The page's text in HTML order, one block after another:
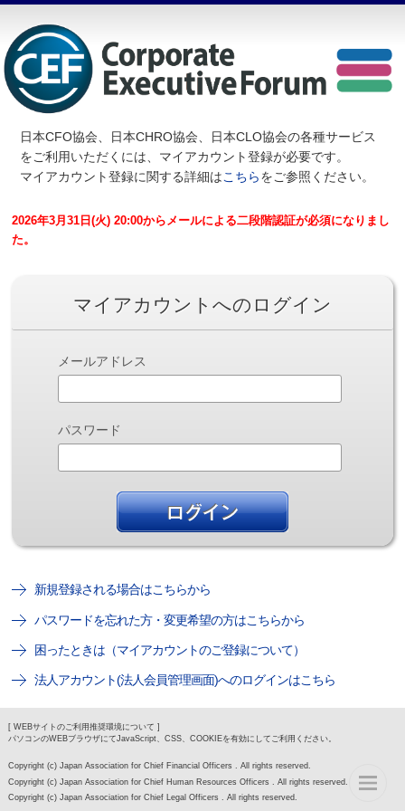
日本CFO協会、日本CHRO協会、日本CLO協会の各種サービス
をご利用いただくには、マイアカウント登録が必要です。
マイアカウント登録に関する詳細はこちらをご参照ください。
2026年3月31日(火) 20:00からメールによる二段階認証が必須になりまし
た。
マイアカウントへのログイン
メールアドレス
パスワード
新規登録される場合はこちらから
パスワードを忘れた方・変更希望の方はこちらから
困ったときは（マイアカウントのご登録について）
法人アカウント(法人会員管理画面)へのログインはこちら
[ WEBサイトのご利用推奨環境について ]
パソコンのWEBブラウザにてJavaScript、CSS、COOKIEを有効にしてご利用ください。
Copyright (c) Japan Association for Chief Financial Officers . All rights reserved.
Copyright (c) Japan Association for Chief Human Resources Officers . All rights reserved.
Copyright (c) Japan Association for Chief Legal Officers . All rights reserved.